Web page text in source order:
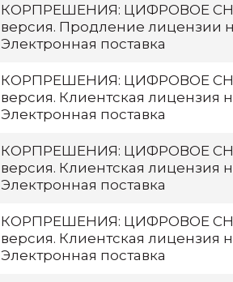
КОРПРЕШЕНИЯ: ЦИФРОВОЕ
версия. Продление лицензии
Электронная поставка
КОРПРЕШЕНИЯ: ЦИФРОВОЕ
версия. Клиентская лицензия
Электронная поставка
КОРПРЕШЕНИЯ: ЦИФРОВОЕ
версия. Клиентская лицензия
Электронная поставка
КОРПРЕШЕНИЯ: ЦИФРОВОЕ
версия. Клиентская лицензия
Электронная поставка